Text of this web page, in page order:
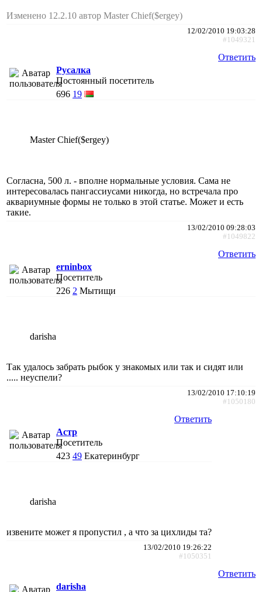
Изменено 12.2.10 автор Master Chief($ergey)
12/02/2010 19:03:28
#1049321
Ответить
Русалка
Постоянный посетитель
696 19
Master Chief($ergey)
Согласна, 500 л. - вполне нормальные условия. Сама не
интересовалась пангассиусами никогда, но встречала про
аквариумные формы не только в этой статье. Может и есть
такие.
13/02/2010 09:28:03
#1049822
Ответить
erninbox
Посетитель
226 2 Мытищи
darisha
Так удалось забрать рыбок у знакомых или так и сидят или
..... неуспели?
13/02/2010 17:10:19
#1050180
Ответить
Астр
Посетитель
423 49 Екатеринбург
darisha
извените может я пропустил , а что за цихлиды та?
13/02/2010 19:26:22
#1050351
Ответить
darisha